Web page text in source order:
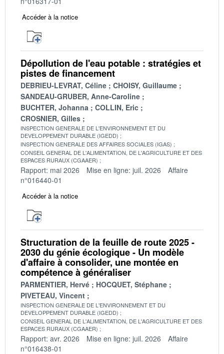
Accéder à la notice
Dépollution de l'eau potable : stratégies et
pistes de financement
DEBRIEU-LEVRAT, Céline
CHOISY, Guillaume
SANDEAU-GRUBER, Anne-Caroline
BUCHTER, Johanna
COLLIN, Eric
CROSNIER, Gilles
INSPECTION GENERALE DE L'ENVIRONNEMENT ET DU
DEVELOPPEMENT DURABLE (IGEDD)
INSPECTION GENERALE DES AFFAIRES SOCIALES (IGAS)
CONSEIL GENERAL DE L'ALIMENTATION, DE L'AGRICULTURE ET DES
ESPACES RURAUX (CGAAER)
Rapport: mai 2026 Mise en ligne: juil. 2026
Affaire
n°016440-01
Accéder à la notice
Structuration de la feuille de route 2025 -
2030 du génie écologique - Un modèle
d'affaire à consolider, une montée en
compétence à généraliser
PARMENTIER, Hervé
HOCQUET, Stéphane
PIVETEAU, Vincent
INSPECTION GENERALE DE L'ENVIRONNEMENT ET DU
DEVELOPPEMENT DURABLE (IGEDD)
CONSEIL GENERAL DE L'ALIMENTATION, DE L'AGRICULTURE ET DES
ESPACES RURAUX (CGAAER)
Rapport: avr. 2026 Mise en ligne: juil. 2026
Affaire
n°016438-01